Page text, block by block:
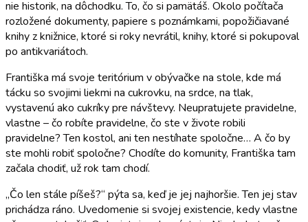
nie historik, na dôchodku. To, čo si pamätáš. Okolo počítača
rozložené dokumenty, papiere s poznámkami, popožičiavané
knihy z knižnice, ktoré si roky nevrátil, knihy, ktoré si pokupoval
po antikvariátoch.
Františka má svoje teritórium v obývačke na stole, kde má
tácku so svojimi liekmi na cukrovku, na srdce, na tlak,
vystavenú ako cukríky pre návštevy. Neupratujete pravidelne,
vlastne – čo robíte pravidelne, čo ste v živote robili
pravidelne? Ten kostol, ani ten nestíhate spoločne… A čo by
ste mohli robiť spoločne? Chodíte do komunity, Františka tam
začala chodiť, už rok tam chodí.
„Čo len stále píšeš?“ pýta sa, keď je jej najhoršie. Ten jej stav
prichádza ráno. Uvedomenie si svojej existencie, kedy vlastne